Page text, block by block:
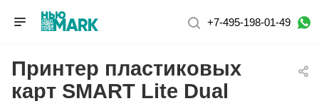
+7-495-198-01-49
Принтер пластиковых
карт SMART Lite Dual